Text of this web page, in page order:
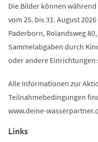
Die Bilder können
vom 25. bis 31. August
Paderborn, Rolandsweg
Sammelabgaben durch
oder andere
Alle Informationen zur
Teilnahmebedingungen
www.deine-
Links